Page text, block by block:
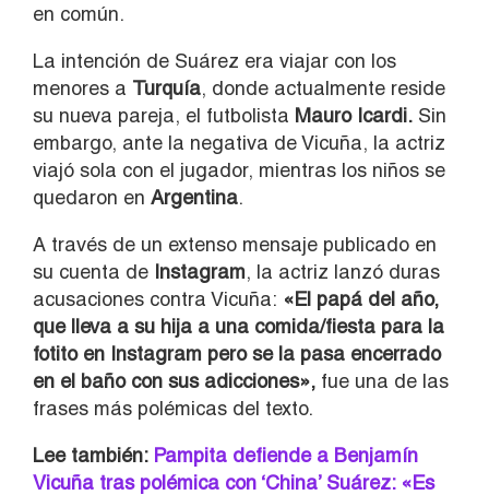
en común.
La intención de Suárez era viajar con los
menores a Turquía, donde actualmente reside
su nueva pareja, el futbolista Mauro Icardi. Sin
embargo, ante la negativa de Vicuña, la actriz
viajó sola con el jugador, mientras los niños se
quedaron en Argentina.
A través de un extenso mensaje publicado en
su cuenta de Instagram, la actriz lanzó duras
acusaciones contra Vicuña: «El papá del año,
que lleva a su hija a una comida/fiesta para la
fotito en Instagram pero se la pasa encerrado
en el baño con sus adicciones», fue una de las
frases más polémicas del texto.
Lee también: Pampita defiende a Benjamín
Vicuña tras polémica con ‘China’ Suárez: «Es